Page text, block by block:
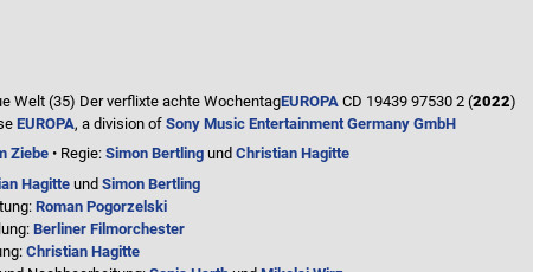
Welt (35) Der verflixte achte WochentagEUROPA CD 19439 97530 2 (2022)
EUROPA, a division ofSony Music Entertainment Germany GmbH
Ziebe • Regie:Simon Bertling undChristian Hagitte
HagitteundSimon Bertling
Roman Pogorzelski
Berliner Filmorchester
Christian Hagitte